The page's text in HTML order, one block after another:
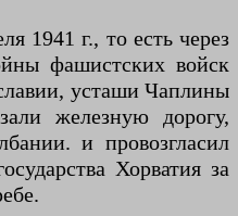
1941 г., то есть через
фашистских войск
усташи Чаплины
железную дорогу,
и провозгласил
Хорватия за